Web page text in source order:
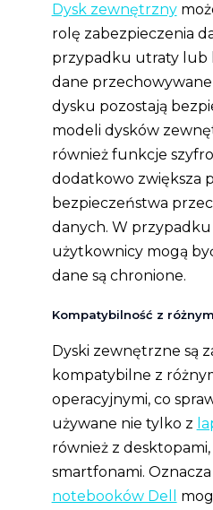
Dysk zewnętrzny
rolę zabezpieczenia
przypadku utraty lub
dane
dysku pozostają
modeli dysków
również funkcje
dodatkowo zwiększa
bezpieczeństwa
danych. W przypadku
użytkownicy mogą
dane są chronione.
Kompatybilność z
Dyski zewnętrzne są
kompatybilne z
operacyjnymi, co
używane nie tylko z
również z
smartfonami.
notebooków Dell